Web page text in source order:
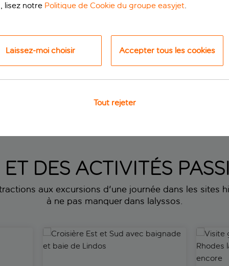
ET DES ACTIVITÉS
aux excursions d'une journée dans les sites
à ne pas manquer dans Ialyssos.
en bateauCroisière Est et Sud avec baignade et baie de
Visite
lisez notre Politique de Cookie du groupe easyjet.
Laissez-moi choisir Accepter tous les cookies
Tout rejeter